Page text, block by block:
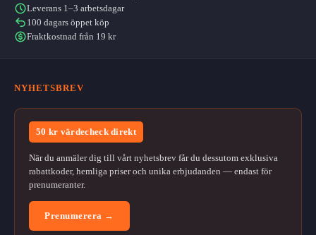
Leverans 1–3 arbetsdagar
100 dagars öppet köp
Fraktkostnad från 19 kr
NYHETSBREV
50 kr värdecheck direkt
När du anmäler dig till vårt nyhetsbrev får du dessutom exklusiva
rabattkoder, hemliga priser och unika erbjudanden — endast för
prenumeranter.
Prenumerera →